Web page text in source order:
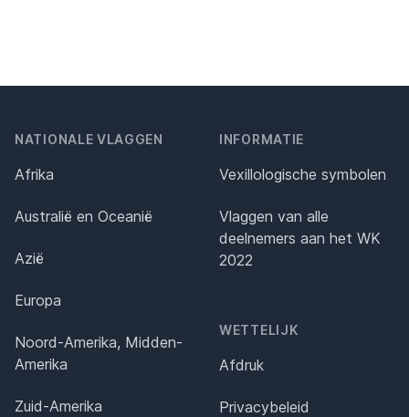
NATIONALE VLAGGEN
Afrika
Australië en Oceanië
Azië
Europa
Noord-Amerika, Midden-
Amerika
Zuid-Amerika
INFORMATIE
Vexillologische symbolen
Vlaggen van alle
deelnemers aan het WK
2022
WETTELIJK
Afdruk
Privacybeleid